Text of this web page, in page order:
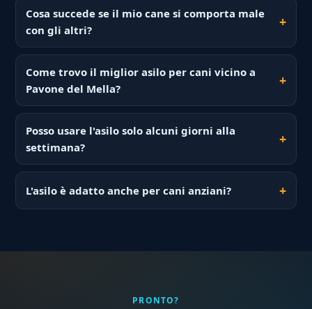
Cosa succede se il mio cane si comporta male
con gli altri?
Come trovo il miglior asilo per cani vicino a
Pavone del Mella?
Posso usare l'asilo solo alcuni giorni alla
settimana?
L'asilo è adatto anche per cani anziani?
PRONTO?